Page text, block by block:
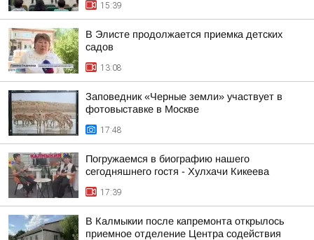
15:39
В Элисте продолжается приемка детских
садов
13:08
Заповедник «Черные земли» участвует в
фотовыставке в Москве
17:48
Погружаемся в биографию нашего
сегодняшнего гостя - Хулхачи Кикеева
17:39
В Калмыкии после капремонта открылось
приемное отделение Центра содействия